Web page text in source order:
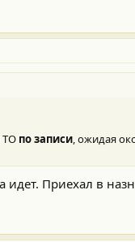
ТО по записи, ожидая
идет. Приехал в